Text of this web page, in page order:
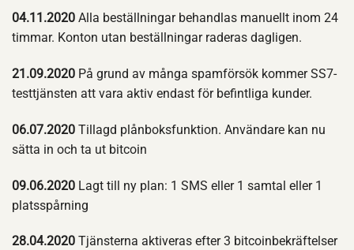
04.11.2020 Alla beställningar behandlas manuellt inom 24
timmar. Konton utan beställningar raderas dagligen.
21.09.2020 På grund av många spamförsök kommer SS7-
testtjänsten att vara aktiv endast för befintliga kunder.
06.07.2020 Tillagd plånboksfunktion. Användare kan nu
sätta in och ta ut bitcoin
09.06.2020 Lagt till ny plan: 1 SMS eller 1 samtal eller 1
platsspårning
28.04.2020 Tjänsterna aktiveras efter 3 bitcoinbekräftelser